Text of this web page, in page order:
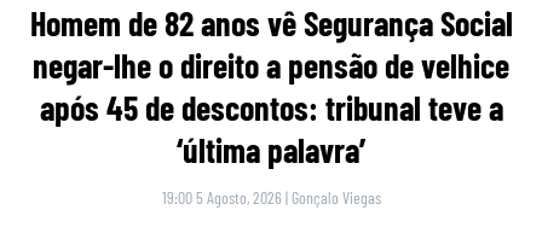
Homem de 82 anos vê Segurança Social
negar-lhe o direito a pensão de velhice
após 45 de descontos: tribunal teve a
‘última palavra’
19:00 5 Agosto, 2026 | Gonçalo Viegas